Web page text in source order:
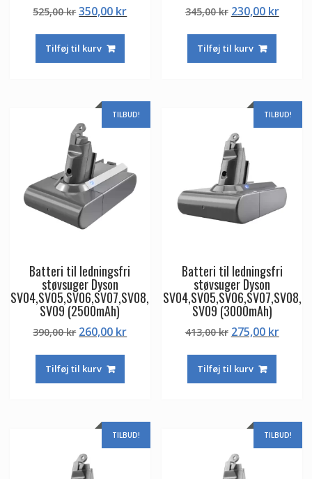
525,00krDen
pris
var:
350,00 krDen
Tilføj til kurv
345,00kr Den
pris
var:
230,00 krDen
Tilføj til kurv
TILBUD!
Batteri til ledningsfri
støvsuger Dyson
SV04,SV05,SV06,SV07,SV08,
SV09 (2500mAh)
390,00kr Den
pris
var:
260,00 krDen
Tilføj til kurv
TILBUD!
Batteri til ledningsfri
støvsuger Dyson
SV04,SV05,SV06,SV07,SV08,
SV09 (3000mAh)
413,00kr Den
pris
var:
275,00 krDen
Tilføj til kurv
TILBUD! TILBUD!